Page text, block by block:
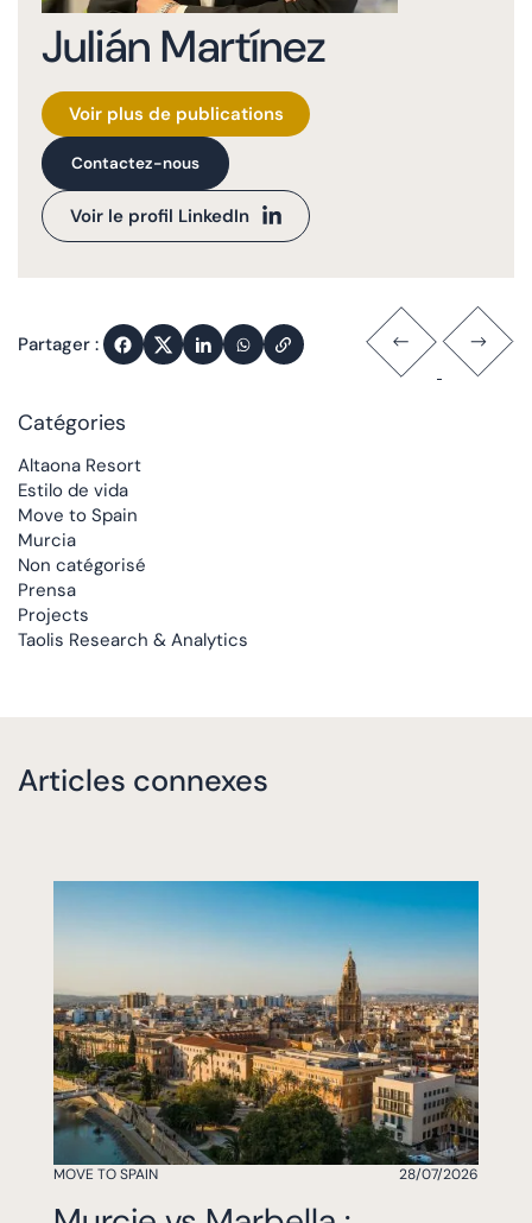
Julián Martínez
Voir plus de publications
Contactez-nous
Voir le profil LinkedIn
Partager :
Catégories
Altaona Resort
Estilo de vida
Move to Spain
Murcia
Non catégorisé
Prensa
Projects
Taolis Research & Analytics
Articles connexes
MOVE TO SPAIN 28/07/2026